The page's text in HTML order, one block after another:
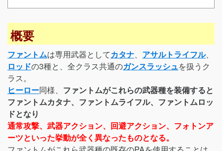
概要
ファントムは専用武器としてカタナ、 アサルトライフル、
ロッドの3種と、全クラス共通のガンスラッシュを扱うク
ラス。
ヒーロー同様、 ファントムがこれらの武器種を装備すると
ファントムカタナ、ファントムライフル、ファントムロッ
ドとなり
通常攻撃、武器アクション、回避アクション、フォトンア
ーツといった挙動が全く異なったものとなる。